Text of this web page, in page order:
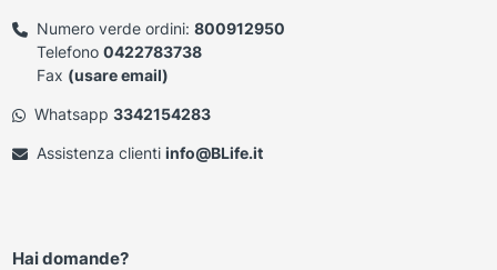
Numero verde ordini: 800912950
Telefono 0422783738
Fax (usare email)
Whatsapp 3342154283
Assistenza clienti info@BLife.it
Hai domande?